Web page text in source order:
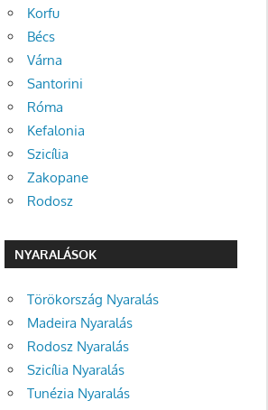
Korfu
Bécs
Várna
Santorini
Róma
Kefalonia
Szicília
Zakopane
Rodosz
NYARALÁSOK
Törökország Nyaralás
Madeira Nyaralás
Rodosz Nyaralás
Szicília Nyaralás
Tunézia Nyaralás